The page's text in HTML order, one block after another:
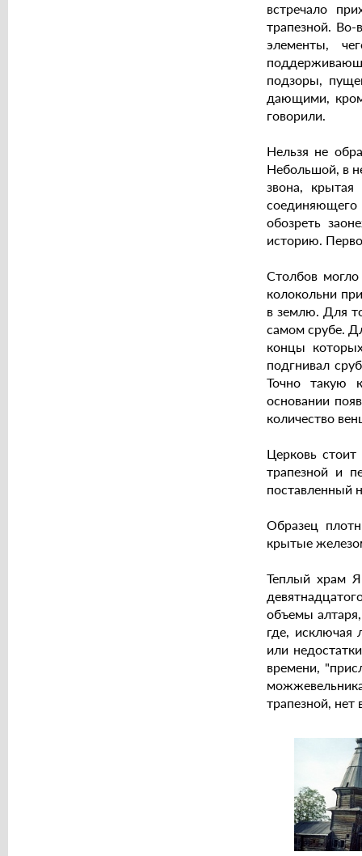
встречало
трапезной. Во-
элементы,
подзоры,
дающими,
говорили.
Нельзя не
Небольшой, в
звона,
обозреть
историю.
Столбов
колокольни
в землю. Для
самом срубе.
концы
подгнивал
Точно такую
основании
количество
Церковь
трапезной и
поставленный
Образец
крытые
Теплый храм
объемы
где, исключая
или
времени,
трапезной,